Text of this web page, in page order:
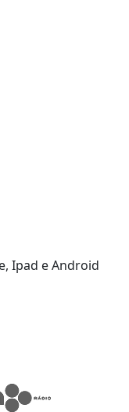
Ipad e Android